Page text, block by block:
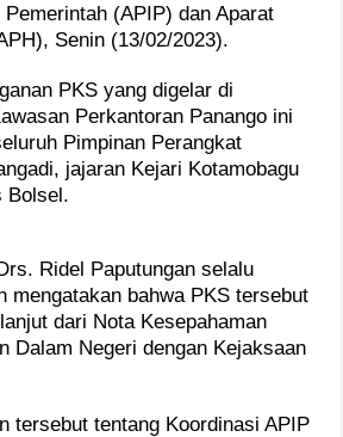
(APIP) dan Aparat
Senin (13/02/2023).
PKS yang digelar di
Perkantoran Panango ini
Pimpinan Perangkat
jajaran Kejari Kotamobagu
Bolsel.
Ridel Paputungan selalu
mengatakan bahwa PKS tersebut
dari Nota Kesepahaman
Dalam Negeri dengan Kejaksaan
tersebut tentang Koordinasi APIP